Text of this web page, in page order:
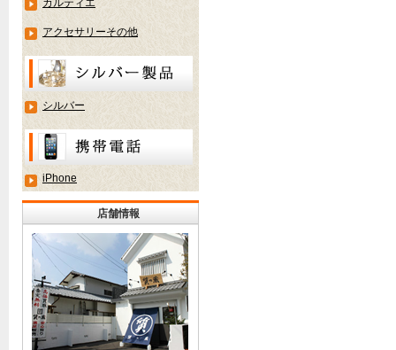
カルティエ
アクセサリーその他
シルバー
iPhone
店舗情報